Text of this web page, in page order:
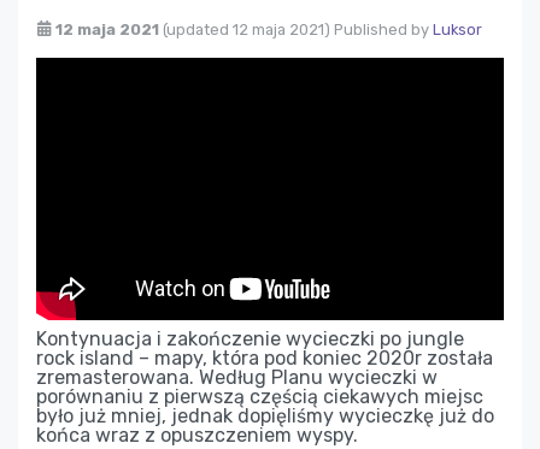
12 maja 2021 (updated 12 maja 2021) Published by Luksor
Kontynuacja i zakończenie wycieczki po jungle
rock island – mapy, która pod koniec 2020r została
zremasterowana. Według Planu wycieczki w
porównaniu z pierwszą częścią ciekawych miejsc
było już mniej, jednak dopięliśmy wycieczkę już do
końca wraz z opuszczeniem wyspy.